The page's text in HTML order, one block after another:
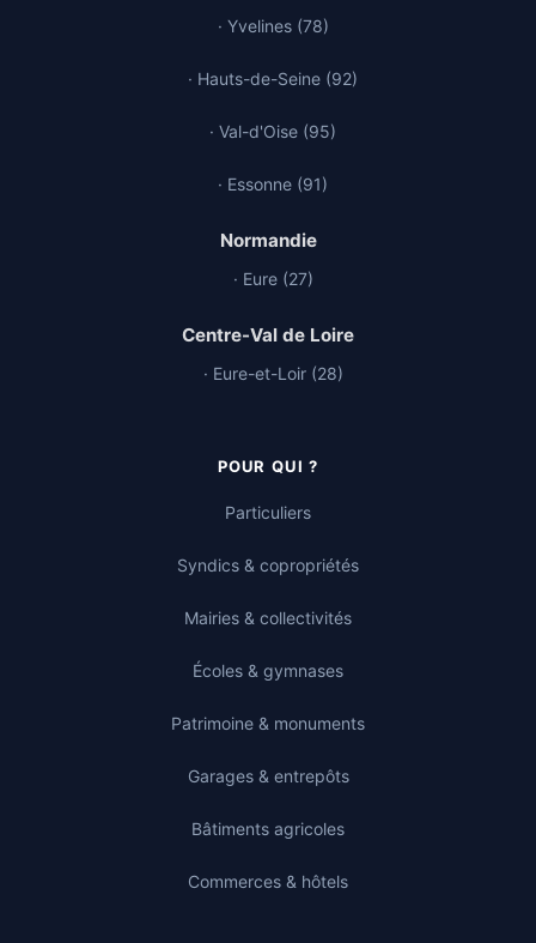
· Yvelines (78)
· Hauts-de-Seine (92)
· Val-d'Oise (95)
· Essonne (91)
Normandie
· Eure (27)
Centre-Val de Loire
· Eure-et-Loir (28)
POUR QUI ?
Particuliers
Syndics & copropriétés
Mairies & collectivités
Écoles & gymnases
Patrimoine & monuments
Garages & entrepôts
Bâtiments agricoles
Commerces & hôtels